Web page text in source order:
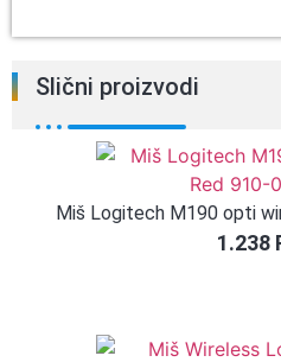
Slični proizvodi
Miš Logitech M190 opti
1.238